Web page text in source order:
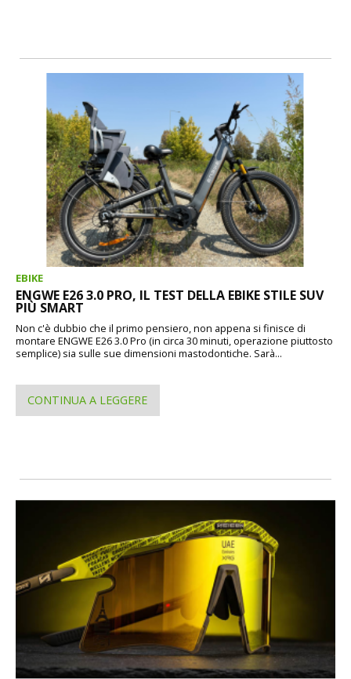
EBIKE
ENGWE E26 3.0 PRO, IL TEST DELLA EBIKE STILE SUV
PIÙ SMART
Non c'è dubbio che il primo pensiero, non appena si finisce di
montare ENGWE E26 3.0 Pro (in circa 30 minuti, operazione piuttosto
semplice) sia sulle sue dimensioni mastodontiche. Sarà...
CONTINUA A LEGGERE